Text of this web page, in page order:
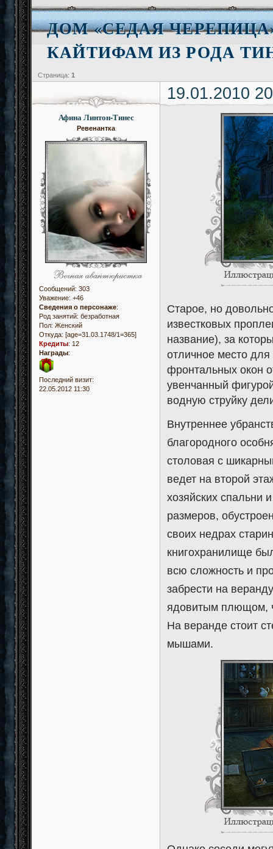
ДОМ «СЕДАЯ
КАЙТИФАМ ИЗ РОДА
Страница: 1
19.01.2010
Афина Линтон-Тинес
Ревенантка
Сообщений: 303
Уважение: +46
Сведения о персонаже:
Род занятий: безработная
Пол: Женский
Откуда: [age=31.03.1748/1=365]
Кредиты: 12
Награды:
Последний визит:
22.05.2012 11:30
Старое, но
известковых
название), за
отличное место
фронтальных окон
увенчанный
водную струйку
Внутреннее
благородного
столовая с
ведет на второй
хозяйских спальни
размеров,
своих недрах
книгохранилище
всю сложность и
забрести на
ядовитым плющом,
На веранде стоит
мышами.